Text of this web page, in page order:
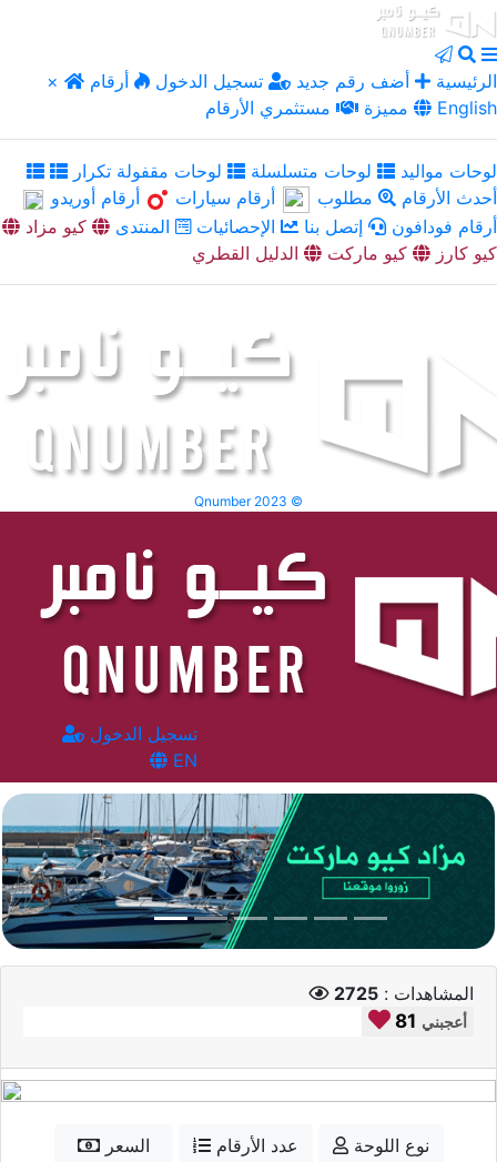
× الرئيسية أضف رقم جديد تسجيل الدخول
أرقام
مميزة
مستثمري الأرقام English
لوحات مواليد لوحات متسلسلة
لوحات مقفولة تكرار
أحدث الأرقام
مطلوب أرقام سيارات
أرقام أوريدو
أرقام فودافون
إتصل بنا الإحصائيات المنتدى
كيو مزاد
كيو كارز
كيو ماركت الدليل القطري
Qnumber 2023 ©
تسجيل الدخول
EN
المشاهدات : 2725
81 أعجبني
السعر
عدد الأرقام
نوع اللوحة